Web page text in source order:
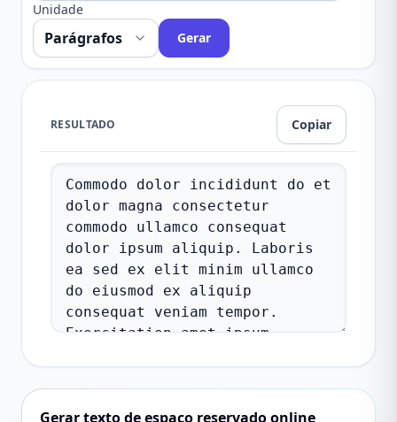
Unidade
Gerar
RESULTADO Copiar
Gerar texto de espaço reservado online